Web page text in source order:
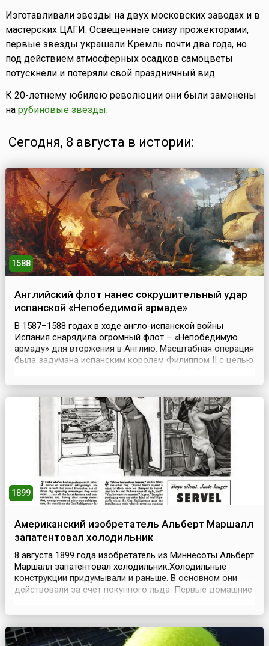
Изготавливали звезды на двух московских заводах и в
мастерских ЦАГИ. Освещенные снизу прожекторами,
первые звезды украшали Кремль почти два года, но
под действием атмосферных осадков самоцветы
потускнели и потеряли свой праздничный вид.
К 20-летнему юбилею революции они были заменены
на рубиновые звезды.
Сегодня, 8 августа в истории:
1588
Английский флот нанес сокрушительный удар
испанской «Непобедимой армаде»
В 1587–1588 годах в ходе англо-испанской войны
Испания снарядила огромный флот – «Непобедимую
армаду» для вторжения в Англию. Масштабная операция
была задумана испанским королем Филиппом II с целью
способствовать планам по возвращению
церкви.Филипп собрал приблизительно 130 больших и
средних военных к...
1899
Американский изобретатель Альберт Маршалл
запатентовал холодильник
8 августа 1899 года изобретатель из Миннесоты Альберт
Маршалл запатентовал холодильник.Холодильные
конструкции придумывали и раньше. В основном они
действовали за счет покупного льда. Первые домашние
В 1911 году фирма «Дженерал электрик» наладила
холодильная машина помещалась в кухонном...